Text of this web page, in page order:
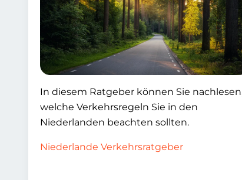
In diesem Ratgeber können Sie
welche Verkehrsregeln Sie in den
Niederlanden beachten sollten.
Niederlande Verkehrsratgeber